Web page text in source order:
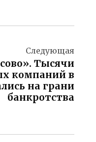
Следующая
Тысячи
компаний в
на грани
банкротства